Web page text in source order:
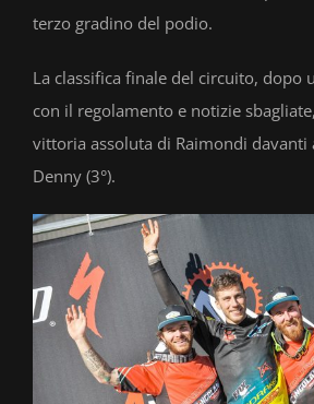
terzo gradino del podio.
La classifica finale del circuito, dopo
con il regolamento e notizie
vittoria assoluta di Raimondi davanti
Denny (3°).